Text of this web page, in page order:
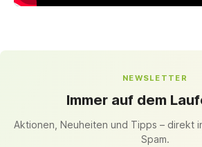
NEWSLETTER
Immer auf dem
Aktionen, Neuheiten und Tipps – direkt
Spam.